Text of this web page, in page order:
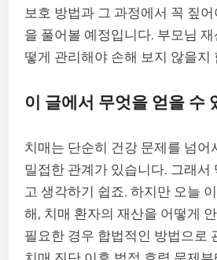
보호 방법과 그 과정에서 꼭 짚
을 풀어볼 예정입니다. 부모님
떻게 관리해야 손해 보지 않을지
이 글에서 무엇을 얻을 수
치매는 단순히 건강 문제를 넘어
밀접한 관계가 있습니다. 그래서
고 생각하기 쉽죠. 하지만 오늘
해, 치매 환자의 재산을 어떻게
필요한 경우 합법적인 방법으로